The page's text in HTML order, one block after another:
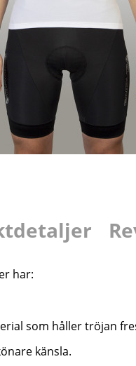
har:
som håller tröjan
känsla.